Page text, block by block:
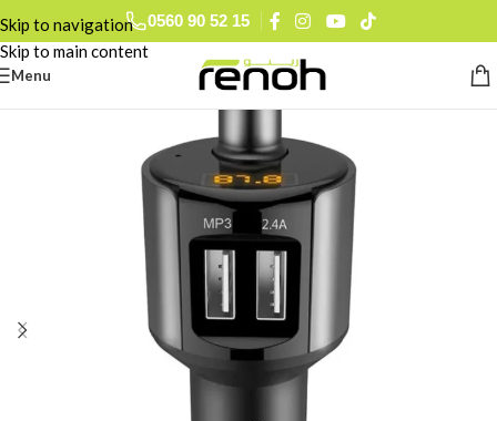
Skip to navigation
Skip to main content
0560 90 52 15
Menu